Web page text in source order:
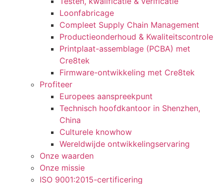
Loonfabricage
Compleet Supply Chain Management
Productieonderhoud & Kwaliteitscontrole
Printplaat-assemblage (PCBA) met
Cre8tek
Firmware-ontwikkeling met Cre8tek
Profiteer
Europees aanspreekpunt
Technisch hoofdkantoor in Shenzhen,
China
Culturele knowhow
Wereldwijde ontwikkelingservaring
Onze waarden
Onze missie
ISO 9001:2015-certificering